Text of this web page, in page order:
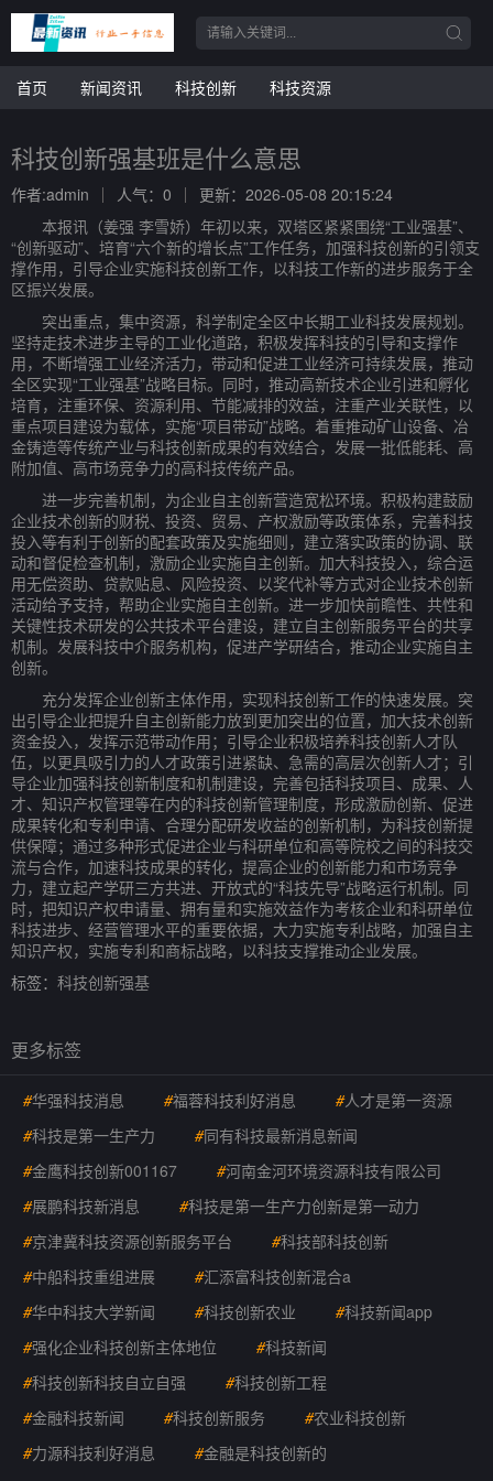
首页 新闻资讯 科技创新 科技资源
科技创新强基班是什么意思
作者:admin 人气：0
更新：2026-05-08 20:15:24
本报讯（姜强 李雪娇）年初以来，双塔区紧紧围绕“工业强基”、
“创新驱动”、培育“六个新的增长点”工作任务，加强科技创新的引领支
撑作用，引导企业实施科技创新工作，以科技工作新的进步服务于全
区振兴发展。
突出重点，集中资源，科学制定全区中长期工业科技发展规划。
坚持走技术进步主导的工业化道路，积极发挥科技的引导和支撑作
用，不断增强工业经济活力，带动和促进工业经济可持续发展，推动
全区实现“工业强基”战略目标。同时，推动高新技术企业引进和孵化
培育，注重环保、资源利用、节能减排的效益，注重产业关联性，以
重点项目建设为载体，实施“项目带动”战略。着重推动矿山设备、冶
金铸造等传统产业与科技创新成果的有效结合，发展一批低能耗、高
附加值、高市场竞争力的高科技传统产品。
进一步完善机制，为企业自主创新营造宽松环境。积极构建鼓励
企业技术创新的财税、投资、贸易、产权激励等政策体系，完善科技
投入等有利于创新的配套政策及实施细则，建立落实政策的协调、联
动和督促检查机制，激励企业实施自主创新。加大科技投入，综合运
用无偿资助、贷款贴息、风险投资、以奖代补等方式对企业技术创新
活动给予支持，帮助企业实施自主创新。进一步加快前瞻性、共性和
关键性技术研发的公共技术平台建设，建立自主创新服务平台的共享
机制。发展科技中介服务机构，促进产学研结合，推动企业实施自主
创新。
充分发挥企业创新主体作用，实现科技创新工作的快速发展。突
出引导企业把提升自主创新能力放到更加突出的位置，加大技术创新
资金投入，发挥示范带动作用；引导企业积极培养科技创新人才队
伍，以更具吸引力的人才政策引进紧缺、急需的高层次创新人才；引
导企业加强科技创新制度和机制建设，完善包括科技项目、成果、人
才、知识产权管理等在内的科技创新管理制度，形成激励创新、促进
成果转化和专利申请、合理分配研发收益的创新机制，为科技创新提
供保障；通过多种形式促进企业与科研单位和高等院校之间的科技交
流与合作，加速科技成果的转化，提高企业的创新能力和市场竞争
力，建立起产学研三方共进、开放式的“科技先导”战略运行机制。同
时，把知识产权申请量、拥有量和实施效益作为考核企业和科研单位
科技进步、经营管理水平的重要依据，大力实施专利战略，加强自主
知识产权，实施专利和商标战略，以科技支撑推动企业发展。
标签： 科技创新强基
更多标签
#华强科技消息 #福蓉科技利好消息 #人才是第一资源
#科技是第一生产力 #同有科技最新消息新闻
#金鹰科技创新001167 #河南金河环境资源科技有限公司
#展鹏科技新消息 #科技是第一生产力创新是第一动力
#京津冀科技资源创新服务平台 #科技部科技创新
#中船科技重组进展 #汇添富科技创新混合a
#华中科技大学新闻 #科技创新农业 #科技新闻app
#强化企业科技创新主体地位 #科技新闻
#科技创新科技自立自强 #科技创新工程
#金融科技新闻 #科技创新服务 #农业科技创新
#力源科技利好消息 #金融是科技创新的